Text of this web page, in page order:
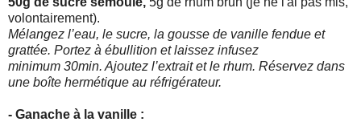
volontairement).
Mélangez l’eau, le sucre, la gousse de vanille fendue et
grattée. Portez à ébullition et laissez infusez
minimum 30min. Ajoutez l’extrait et le rhum. Réservez dans
une boîte hermétique au réfrigérateur.
- Ganache à la vanille :